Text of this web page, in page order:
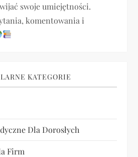
swoje umiejętności.
komentowania i
KATEGORIE
Dla Dorosłych
Firm